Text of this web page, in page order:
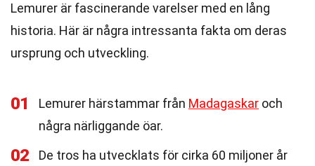
Lemurer är fascinerande varelser med en lång
historia. Här är några intressanta fakta om deras
ursprung och utveckling.
01 Lemurer härstammar från Madagaskar och
några närliggande öar.
02
De tros ha utvecklats för cirka 60 miljoner år